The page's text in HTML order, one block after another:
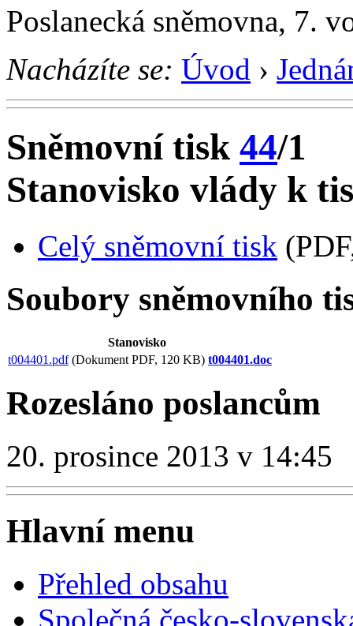
Poslanecká sněmovna, 7.
Nacházíte se: Úvod ›
Sněmovní tisk 44/1
Stanovisko vlády k
Celý sněmovní tisk
Soubory sněmovního
Stanovisko
t004401.pdf(Dokument PDF, 120 KB) t004401.doc
Rozesláno poslancům
20. prosince 2013 v 14:45
Hlavní menu
Přehled obsahu